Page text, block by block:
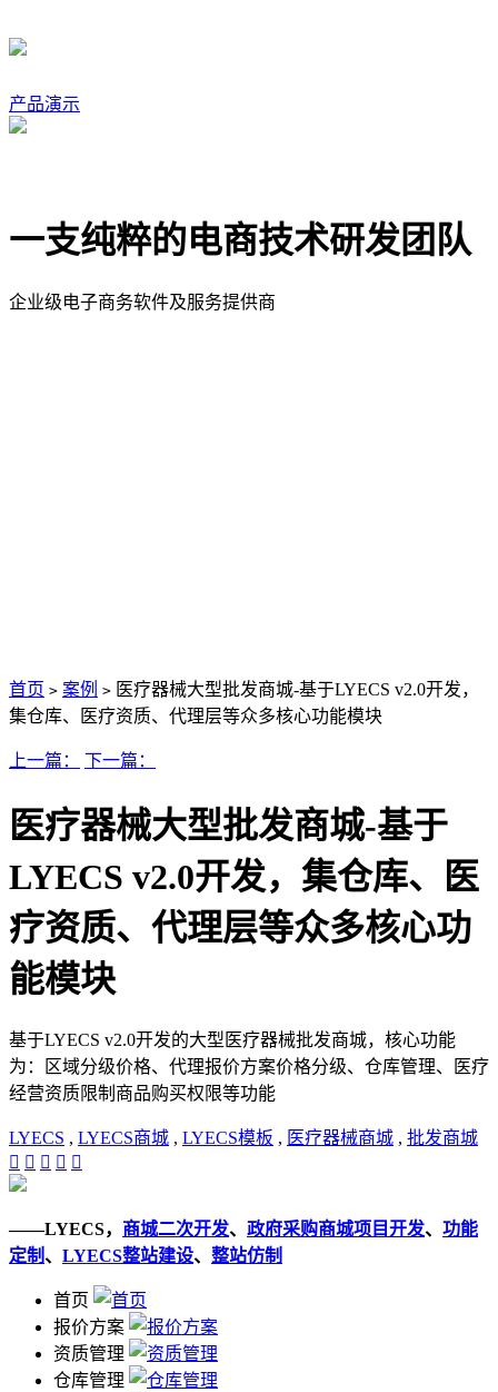
产品演示
一支纯粹的电商技术研发团队
企业级电子商务软件及服务提供商
首页 > 案例 > 医疗器械大型批发商城-基于LYECS v2.0开发，
集仓库、医疗资质、代理层等众多核心功能模块
上一篇： 下一篇：
医疗器械大型批发商城-基于
LYECS v2.0开发，集仓库、医
疗资质、代理层等众多核心功
能模块
基于LYECS v2.0开发的大型医疗器械批发商城，核心功能
为：区域分级价格、代理报价方案价格分级、仓库管理、医疗
经营资质限制商品购买权限等功能
LYECS , LYECS商城 , LYECS模板 , 医疗器械商城 , 批发商城
    
——LYECS， 商城二次开发、 政府采购商城项目开发、 功能
定制、 LYECS整站建设、 整站仿制
首页
报价方案
资质管理
仓库管理